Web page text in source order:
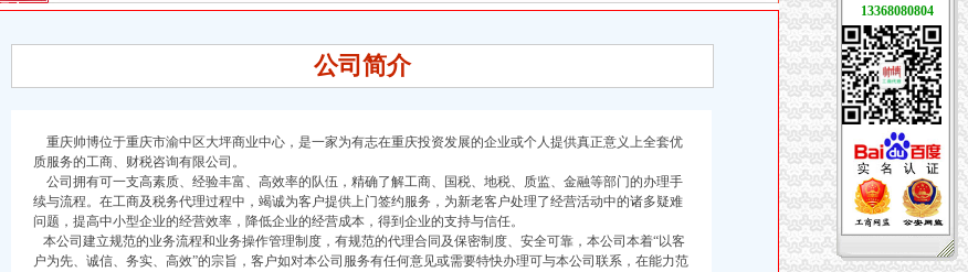
表
公司简介
重庆帅博位于重庆市渝中区大坪商业中心，是一家为有志在重庆投资发展的企业或个人提供真正意义上全套优
质服务的工商、财税咨询有限公司。
公司拥有可一支高素质、经验丰富、高效率的队伍，精确了解工商、国税、地税、质监、金融等部门的办理手
续与流程。在工商及税务代理过程中，竭诚为客户提供上门签约服务，为新老客户处理了经营活动中的诸多疑难
问题，提高中小型企业的经营效率，降低企业的经营成本，得到企业的支持与信任。
本公司建立规范的业务流程和业务操作管理制度，有规范的代理合同及保密制度、安全可靠，本公司本着“以客
户为先、诚信、务实、高效”的宗旨，客户如对本公司服务有任何意见或需要特快办理可与本公司联系，在能力范
13368080804